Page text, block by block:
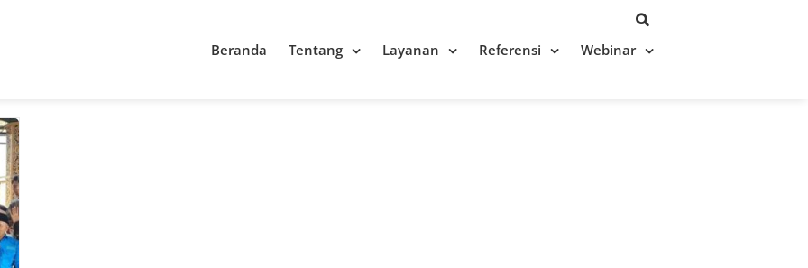
Beranda Tentang Layanan Referensi Webinar